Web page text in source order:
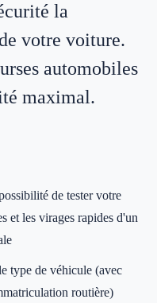
la
votre voiture.
automobiles
maximal.
de tester votre
et les virages rapides d'un
type de véhicule (avec
routière)